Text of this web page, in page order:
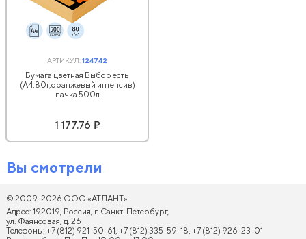
АРТИКУЛ:124742
Бумага цветная Выбор есть
(А4,80г,оранжевый интенсив)
пачка 500л
1 177.76 ₽
Вы смотрели
© 2009-2026 ООО «АТЛАНТ»
Адрес: 192019, Россия, г. Санкт-Петербург,
ул. Фаянсовая, д. 26
Телефоны: +7 (812) 921-50-61, +7 (812) 335-59-18, +7 (812) 926-23-01